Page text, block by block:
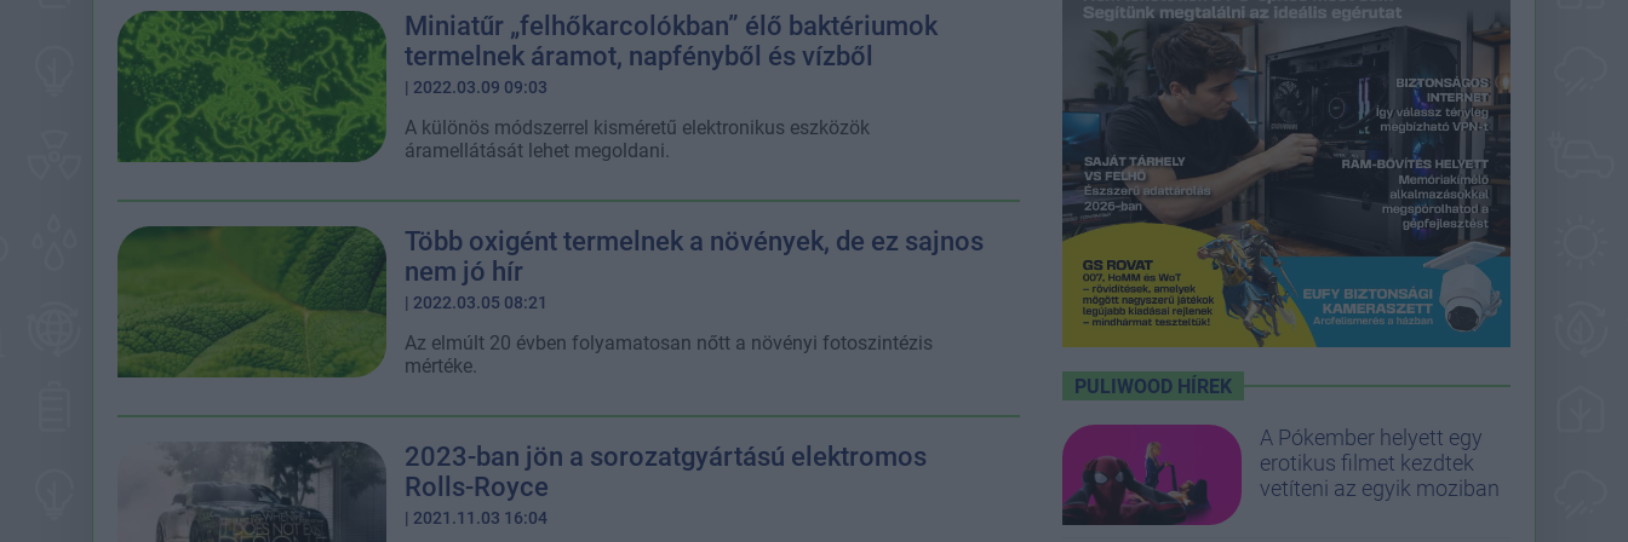
Miniatűr „felhőkarcolókban” élő baktériumok
termelnek áramot, napfényből és vízből
| 2022.03.09 09:03
A különös módszerrel kisméretű elektronikus eszközök
áramellátását lehet megoldani.
Több oxigént termelnek a növények, de ez sajnos
nem jó hír
| 2022.03.05 08:21
Az elmúlt 20 évben folyamatosan nőtt a növényi fotoszintézis
mértéke.
2023-ban jön a sorozatgyártású elektromos
Rolls-Royce
| 2021.11.03 16:04
PULIWOOD HÍREK
A Pókember helyett egy
erotikus filmet kezdtek
vetíteni az egyik moziban